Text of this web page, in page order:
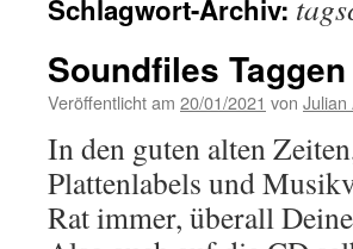
Schlagwort-Archiv:
Soundfiles Taggen
Veröffentlicht am 20/01/2021 von Julian
In den guten alten
Plattenlabels und
Rat immer, überall